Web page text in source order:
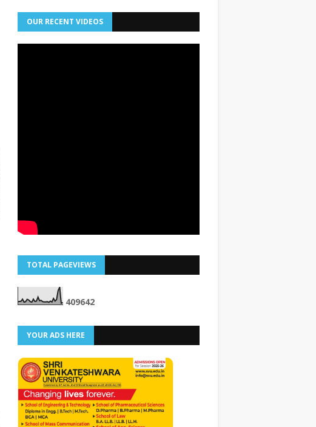
OUR RECENT VIDEOS
TOTAL PAGEVIEWS
409642
YOUR ADS HERE